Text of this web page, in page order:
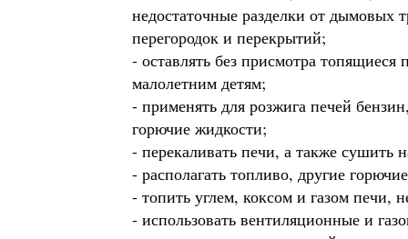
недостаточные разделки от дымовых
перегородок и перекрытий;
- оставлять без присмотра
малолетним детям;
- применять для розжига печей
горючие жидкости;
- перекаливать печи, а также сушить
- располагать топливо, другие
- топить углем, коксом и газом печи,
- использовать вентиляционные и